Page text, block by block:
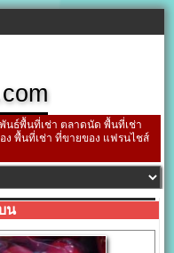
นธ์พื้นที่เช่า ตลาดนัด พื้นที่เช่า
ง พื้นที่เช่า ที่ขายของ แฟรนไชส์
น